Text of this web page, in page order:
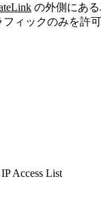
の外側にあ
フィックのみを許
Access List